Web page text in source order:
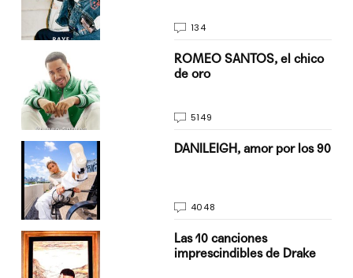
134
ROMEO SANTOS, el chico
de oro
5149
DANILEIGH, amor por los 90
4048
Las 10 canciones
imprescindibles de Drake